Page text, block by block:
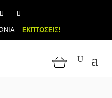
ΕΚΠΤΩΣΕΙΣ!